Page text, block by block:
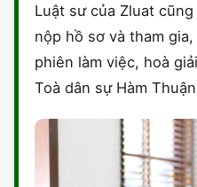
Luật sư của Zluat
nộp hồ sơ và tham
phiên làm việc, hoà
Toà dân sự Hàm